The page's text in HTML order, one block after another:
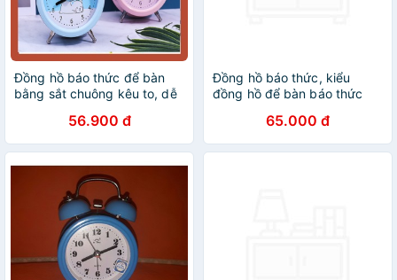
Đồng hồ báo thức để bàn
bằng sắt chuông kêu to, dễ
56.900 đ
Đồng hồ báo thức, kiểu
đồng hồ để bàn báo thức
hợp với phòng ngủ, phòng
làm việc
65.000 đ